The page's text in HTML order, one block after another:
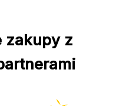
zakupy z